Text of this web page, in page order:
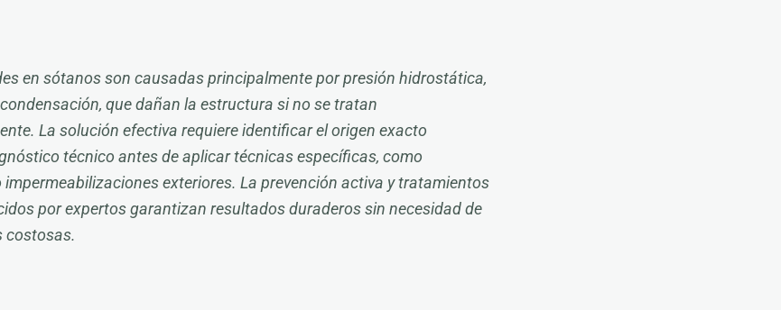
en sótanos son causadas principalmente por presión hidrostática,
que dañan la estructura si no se tratan
La solución efectiva requiere identificar el origen exacto
técnico antes de aplicar técnicas específicas, como
impermeabilizaciones exteriores. La prevención activa y tratamientos
por expertos garantizan resultados duraderos sin necesidad de
costosas.